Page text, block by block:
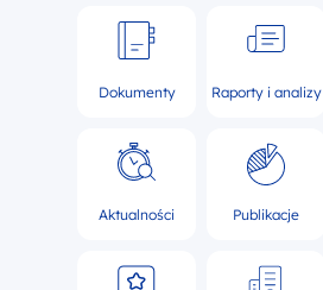
Dokumenty Raporty i analizy
Aktualności Publikacje